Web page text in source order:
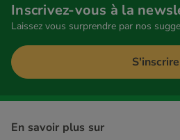
Inscrivez-vous à la
Laissez vous surprendre par nos
S'inscrire
En savoir plus sur